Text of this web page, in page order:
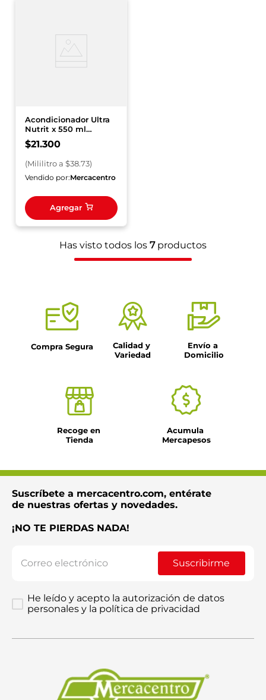
Acondicionador Ultra
Nutrit x 550 ml
Reparacion Ma
$21.300
(Mililitroa $38.73)
Vendido por:Mercacentro
Agregar
Has visto todos los 7productos
Compra Segura
Calidad y
Variedad
Envío a
Domicilio
Recoge en
Tienda
Acumula
Mercapesos
Suscríbete a mercacentro.com, entérate
de nuestras ofertas y novedades.
¡NO TE PIERDAS NADA!
Suscribirme
He leído y acepto la autorización de datos
personales y la política de privacidad